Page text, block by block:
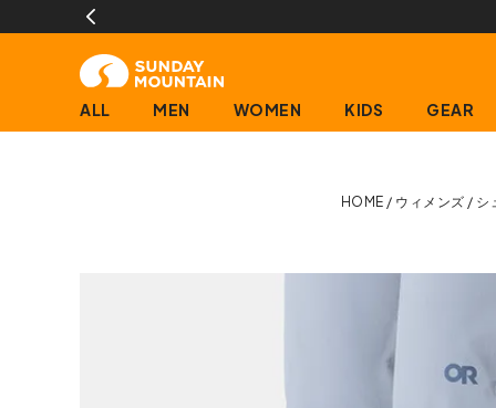
ALL MEN WOMEN KIDS GEAR
HOME ウィメンズ シ